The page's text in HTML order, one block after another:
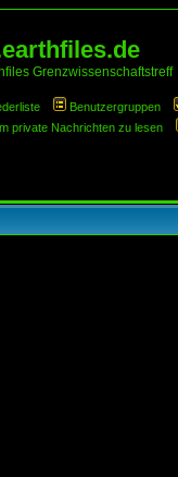
Grenzwissenschaftstreff
Benutzergruppen
private Nachrichten zu lesen